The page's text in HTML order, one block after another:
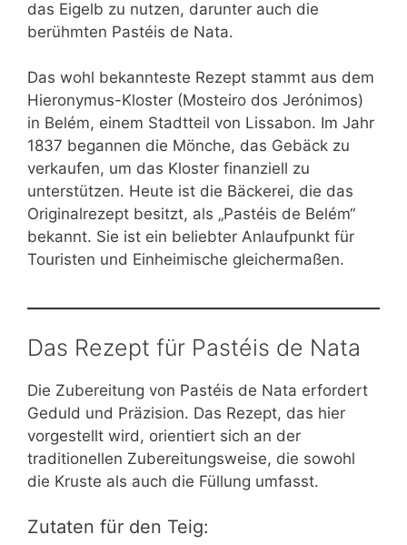
das Eigelb zu nutzen, darunter auch die
berühmten Pastéis de Nata.
Das wohl bekannteste Rezept stammt aus dem
Hieronymus-Kloster (Mosteiro dos Jerónimos)
in Belém, einem Stadtteil von Lissabon. Im Jahr
1837 begannen die Mönche, das Gebäck zu
verkaufen, um das Kloster finanziell zu
unterstützen. Heute ist die Bäckerei, die das
Originalrezept besitzt, als „Pastéis de Belém“
bekannt. Sie ist ein beliebter Anlaufpunkt für
Touristen und Einheimische gleichermaßen.
Das Rezept für Pastéis de Nata
Die Zubereitung von Pastéis de Nata erfordert
Geduld und Präzision. Das Rezept, das hier
vorgestellt wird, orientiert sich an der
traditionellen Zubereitungsweise, die sowohl
die Kruste als auch die Füllung umfasst.
Zutaten für den Teig: